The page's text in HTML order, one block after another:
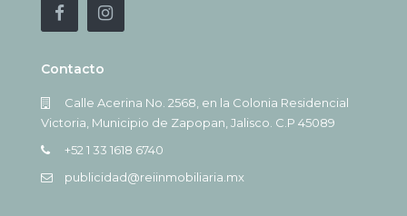
Contacto
Calle Acerina No. 2568, en la Colonia Residencial
Victoria, Municipio de Zapopan, Jalisco. C.P 45089
+52 1 33 1618 6740
publicidad@reiinmobiliaria.mx